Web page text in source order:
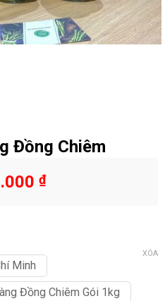
Đồng Chiêm
₫
Minh
Đồng Chiêm Gói 1kg
XÓA